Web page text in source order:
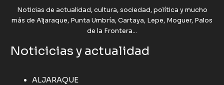
Noticias de actualidad, cultura, sociedad, política y mucho
más de Aljaraque, Punta Umbría, Cartaya, Lepe, Moguer, Palos
de la Frontera...
Noticicias y actualidad
ALJARAQUE